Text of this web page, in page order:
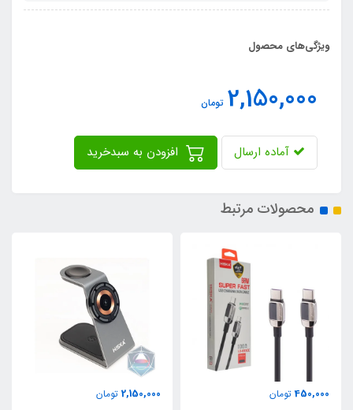
ویژگی‌های محصول
2,150,000 تومان
آماده ارسال
محصولات مرتبط
450,000 تومان
2,150,000 تومان